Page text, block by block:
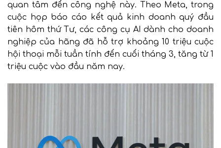
quan tâm đến công nghệ này. Theo Meta, trong
cuộc họp báo cáo kết quả kinh doanh quý đầu
tiên hôm thứ Tư, các công cụ AI dành cho doanh
nghiệp của hãng đã hỗ trợ khoảng 10 triệu cuộc
hội thoại mỗi tuần tính đến cuối tháng 3, tăng từ 1
triệu cuộc vào đầu năm nay.